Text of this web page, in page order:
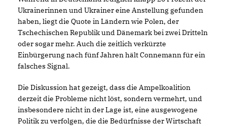
Ukrainerinnen und Ukrainer eine Anstellung gefunden
haben, liegt die Quote in Ländern wie Polen, der
Tschechischen Republik und Dänemark bei zwei Dritteln
oder sogar mehr. Auch die zeitlich verkürzte
Einbürgerung nach fünf Jahren hält Connemann für ein
falsches Signal.
Die Diskussion hat gezeigt, dass die Ampelkoalition
derzeit die Probleme nicht löst, sondern vermehrt, und
insbesondere nicht in der Lage ist, eine ausgewogene
Politik zu verfolgen, die die Bedürfnisse der Wirtschaft